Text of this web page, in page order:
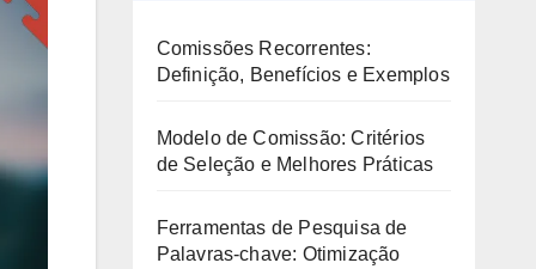
Comissões Recorrentes:
Definição, Benefícios e Exemplos
Modelo de Comissão: Critérios
de Seleção e Melhores Práticas
Ferramentas de Pesquisa de
Palavras-chave: Otimização